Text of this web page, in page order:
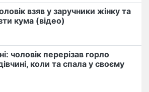
взяв у заручники жінку та
кума (відео)
чоловік перерізав горло
коли та спала у своєму